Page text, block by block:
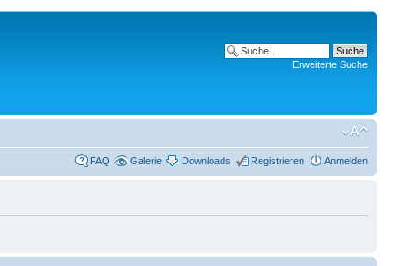
Erweiterte Suche
FAQ Galerie Downloads Registrieren Anmelden